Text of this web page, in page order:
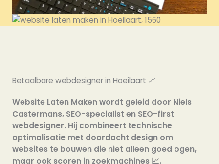
Betaalbare webdesigner in Hoeilaart 📈
Website Laten Maken wordt geleid door Niels
Castermans, SEO-specialist en SEO-first
webdesigner. Hij combineert technische
optimalisatie met doordacht design om
websites te bouwen die niet alleen goed ogen,
maar ook scoren in zoekmachines 📈.